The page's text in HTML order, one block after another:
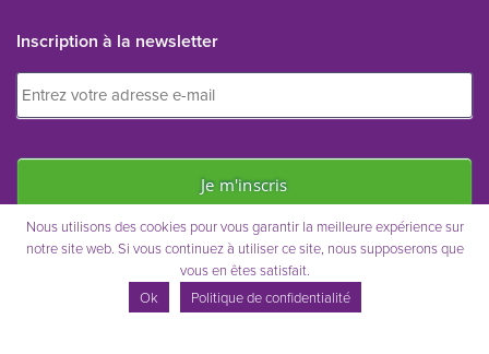
Inscription à la newsletter
Immo Saint-Remy © 2021
Nous utilisons des cookies pour vous garantir la meilleure expérience sur
notre site web. Si vous continuez à utiliser ce site, nous supposerons que
vous en êtes satisfait.
Ok
Politique de confidentialité